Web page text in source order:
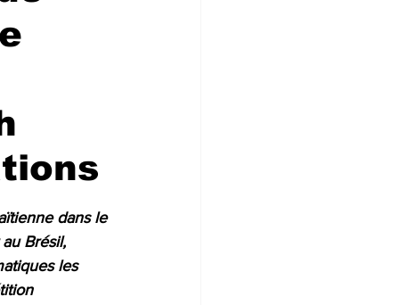
dans le
Brésil,
les